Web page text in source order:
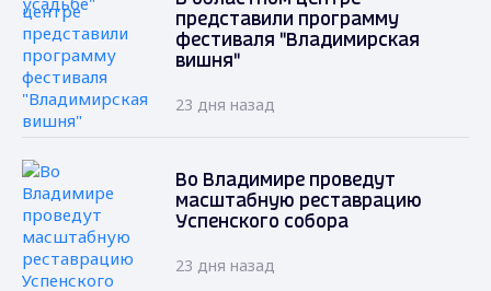
представили программу
фестиваля "Владимирская
вишня"
23 дня назад
Во Владимире проведут
масштабную реставрацию
Успенского собора
23 дня назад